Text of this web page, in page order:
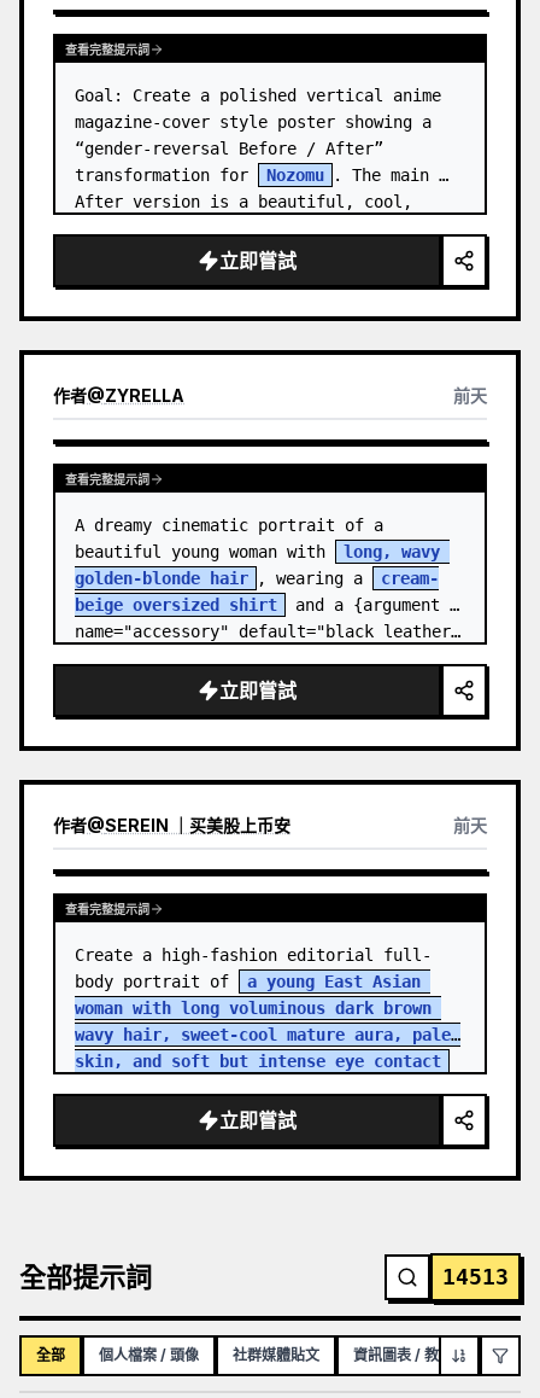
查看完整提示詞
Goal: Create a polished vertical anime
magazine-cover style poster showing a
“gender-reversal Before / After”
transformation for
Nozomu
. The main
After version is a beautiful, cool,
立即嘗試
作者@ZYRELLA 前天
查看完整提示詞
A dreamy cinematic portrait of a
beautiful young woman with
long, wavy
golden-blonde hair
, wearing a
cream-
beige oversized shirt
and a {argument
name="accessory" default="black leather…
立即嘗試
作者@SEREIN ｜买美股上币安 前天
查看完整提示詞
Create a high-fashion editorial full-
body portrait of
a young East Asian
woman with long voluminous dark brown
wavy hair, sweet-cool mature aura, pale
skin, and soft but intense eye contact
立即嘗試
全部提示詞 14513
全部 個人檔案 / 頭像 社群媒體貼文 資訊圖表 / 教育視覺化內容